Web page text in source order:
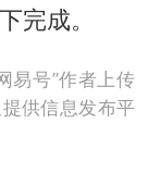
完成。
易号”作者上传
供信息发布平